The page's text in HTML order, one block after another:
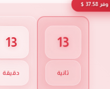
37.58 $
13
دقيقة
12
ثانية